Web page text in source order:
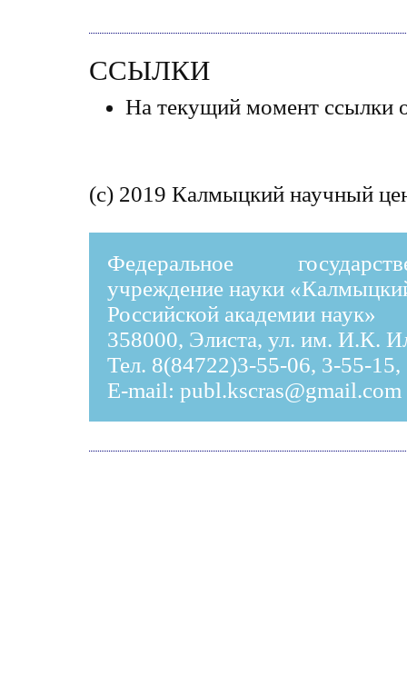
ССЫЛКИ
На текущий момент ссылки
(c) 2019 Калмыцкий научный
Федеральное
учреждение науки
Российской академии наук»
358000, Элиста, ул. им. И.К.
Тел. 8(84722)3-55-06, 3-55-
E-mail: publ.kscras@gmail.com